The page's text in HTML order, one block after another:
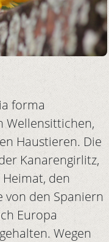
forma
Wellensittichen,
Haustieren. Die
Kanarengirlitz,
den
von den Spaniern
Europa
Wegen